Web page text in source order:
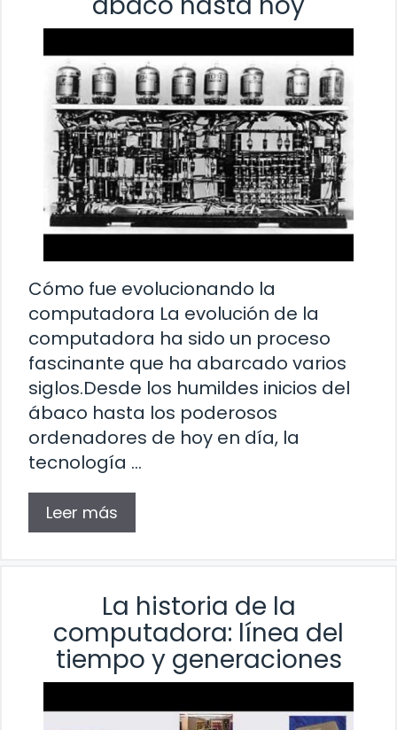
Cómo fue evolucionando la
computadora La evolución de la
computadora ha sido un proceso
fascinante que ha abarcado varios
siglos.Desde los humildes inicios del
ábaco hasta los poderosos
ordenadores de hoy en día, la
tecnología …
Leer más
La historia de la
computadora: línea del
tiempo y generaciones